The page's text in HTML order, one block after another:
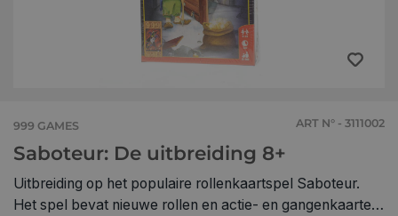
999 GAMES ART N° - 3111002
Saboteur: De uitbreiding 8+
Uitbreiding op het populaire rollenkaartspel Saboteur.
Het spel bevat nieuwe rollen en actie- en gangenkaarten.